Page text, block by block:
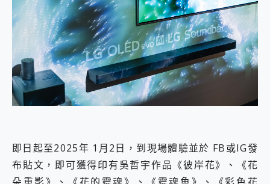
即日起至2025年 1月2日，到現場體驗並於 FB或IG發
布貼文，即可獲得印有吳哲宇作品《彼岸花》、《花